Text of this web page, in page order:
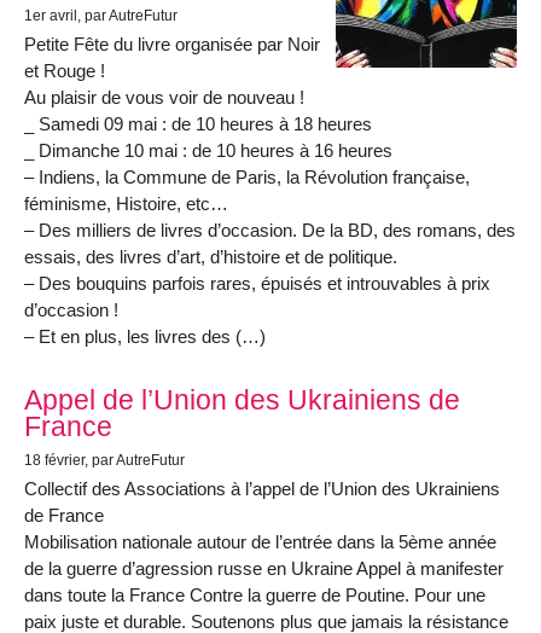
1er avril , par AutreFutur
Petite Fête du livre organisée par Noir
et Rouge !
Au plaisir de vous voir de nouveau !
_ Samedi 09 mai : de 10 heures à 18 heures
_ Dimanche 10 mai : de 10 heures à 16 heures
– Indiens, la Commune de Paris, la Révolution française,
féminisme, Histoire, etc…
– Des milliers de livres d’occasion. De la BD, des romans, des
essais, des livres d’art, d’histoire et de politique.
– Des bouquins parfois rares, épuisés et introuvables à prix
d’occasion !
– Et en plus, les livres des (…)
Appel de l’Union des Ukrainiens de
France
18 février, par AutreFutur
Collectif des Associations à l’appel de l’Union des Ukrainiens
de France
Mobilisation nationale autour de l’entrée dans la 5ème année
de la guerre d’agression russe en Ukraine Appel à manifester
dans toute la France Contre la guerre de Poutine. Pour une
paix juste et durable. Soutenons plus que jamais la résistance